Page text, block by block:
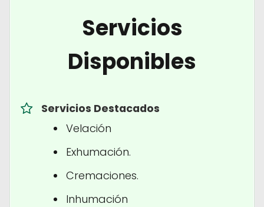
Servicios
Disponibles
Servicios Destacados
Velación
Exhumación.
Cremaciones.
Inhumación